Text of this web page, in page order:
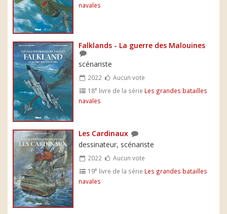
navales
Falklands - La guerre des Malouines
scénariste
2022
Aucun vote
18e livre de la série Les grandes batailles
navales
Les Cardinaux
dessinateur, scénariste
2022
Aucun vote
19e livre de la série Les grandes batailles
navales